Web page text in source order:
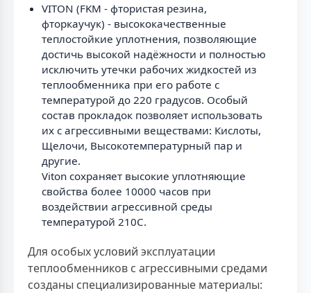
VITON (FKM - фтористая резина,
фторкаучук) - высококачественные
теплостойкие уплотнения, позволяющие
достичь высокой надёжности и полностью
исключить утечки рабочих жидкостей из
теплообменника при его работе с
температурой до 220 градусов. Особый
состав прокладок позволяет использовать
их с агрессивными веществами: Кислоты,
Щелочи, Высокотемпературный пар и
другие.
Viton сохраняет высокие уплотняющие
свойства более 10000 часов при
воздействии агрессивной среды
температурой 210С.
Для особых условий эксплуатации
теплообменников с агрессивными средами
созданы специализированные материалы: